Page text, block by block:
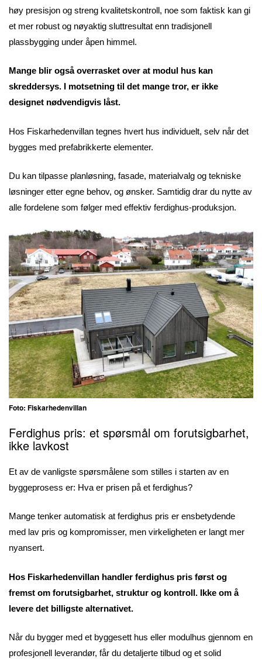
høy presisjon og streng kvalitetskontroll, noe som faktisk kan gi
et mer robust og nøyaktig sluttresultat enn tradisjonell
plassbygging under åpen himmel.
Mange blir også overrasket over at modul hus kan
skreddersys. I motsetning til det mange tror, er ikke
designet nødvendigvis låst.
Hos Fiskarhedenvillan tegnes hvert hus individuelt, selv når det
bygges med prefabrikkerte elementer.
Du kan tilpasse planløsning, fasade, materialvalg og tekniske
løsninger etter egne behov, og ønsker. Samtidig drar du nytte av
alle fordelene som følger med effektiv ferdighus-produksjon.
Foto: Fiskarhedenvillan
Ferdighus pris: et spørsmål om forutsigbarhet,
ikke lavkost
Et av de vanligste spørsmålene som stilles i starten av en
byggeprosess er: Hva er prisen på et ferdighus?
Mange tenker automatisk at ferdighus pris er ensbetydende
med lav pris og kompromisser, men virkeligheten er langt mer
nyansert.
Hos Fiskarhedenvillan handler ferdighus pris først og
fremst om forutsigbarhet, struktur og kontroll. Ikke om å
levere det billigste alternativet.
Når du bygger med et byggesett hus eller modulhus gjennom en
profesjonell leverandør, får du detaljerte tilbud og et solid